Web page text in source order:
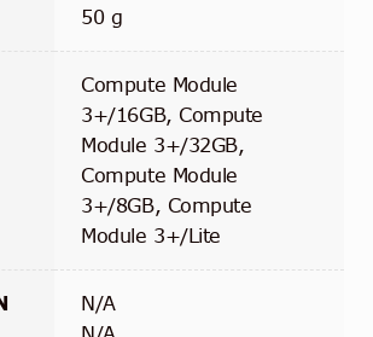
50 g
Compute Module
3+/16GB, Compute
Module 3+/32GB,
Compute Module
3+/8GB, Compute
Module 3+/Lite
N/A